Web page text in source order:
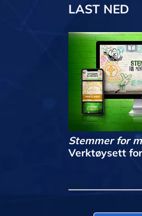
LAST NED
Stemmer for
Verktøysett